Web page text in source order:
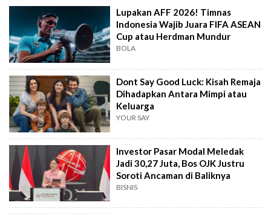
Lupakan AFF 2026! Timnas
Indonesia Wajib Juara FIFA ASEAN
Cup atau Herdman Mundur
BOLA
Dont Say Good Luck: Kisah Remaja
Dihadapkan Antara Mimpi atau
Keluarga
YOUR SAY
Investor Pasar Modal Meledak
Jadi 30,27 Juta, Bos OJK Justru
Soroti Ancaman di Baliknya
BISNIS